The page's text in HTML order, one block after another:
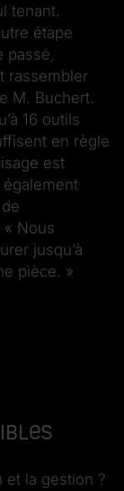
tenant.
étape
passé,
rassembler
M. Buchert.
16 outils
en règle
est
Nous
jusqu’à
pièce. »
et la gestion ?